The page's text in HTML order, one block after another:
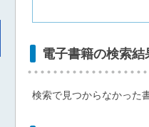
電子書籍の検索結
検索で見つからなかった